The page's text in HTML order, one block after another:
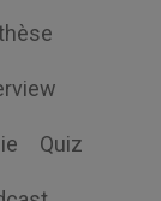
Quiz